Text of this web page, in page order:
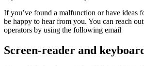
If you’ve found a malfunction or have ideas
be happy to hear from you. You can reach
operators by using the following email
Screen-reader and